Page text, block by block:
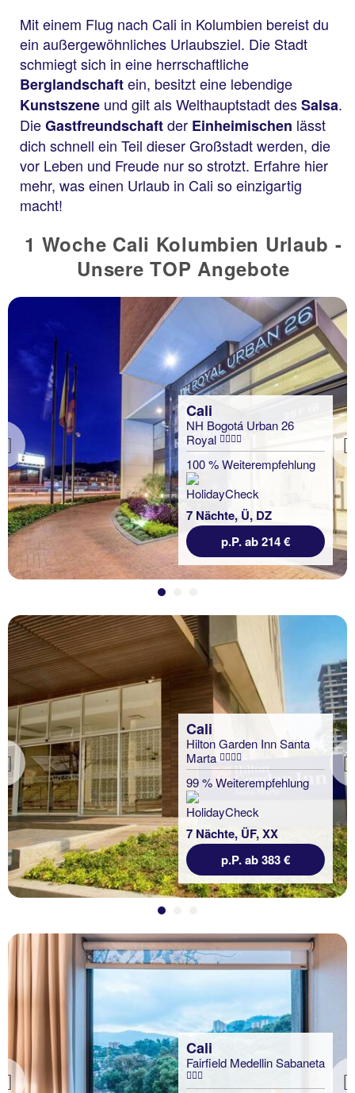
Mit einem Flug nach Cali in Kolumbien bereist du
ein außergewöhnliches Urlaubsziel. Die Stadt
schmiegt sich in eine herrschaftliche
Berglandschaftein, besitzt eine lebendige
Kunstszene und gilt als Welthauptstadt desSalsa.
DieGastfreundschaftder Einheimischen lässt
dich schnell ein Teil dieser Großstadt werden, die
vor Leben und Freude nur so strotzt. Erfahre hier
mehr, was einen Urlaub in Cali so einzigartig
macht!
1 Woche Cali Kolumbien Urlaub -
Unsere TOP Angebote
Previous
Cali
NH Bogotá Urban 26
Royal
100 % Weiterempfehlung
7 Nächte, Ü, DZ
p.P. ab 214 €
Previous
Cali
Hilton Garden Inn Santa
Marta
99 % Weiterempfehlung
7 Nächte, ÜF, XX
p.P. ab 383 €
Cali
Fairfield Medellin Sabaneta